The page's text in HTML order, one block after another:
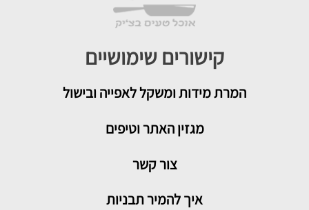
קישורים שימושיים
המרת מידות ומשקל לאפייה ובישול
מגזין האתר וטיפים
צור קשר
איך להמיר תבניות